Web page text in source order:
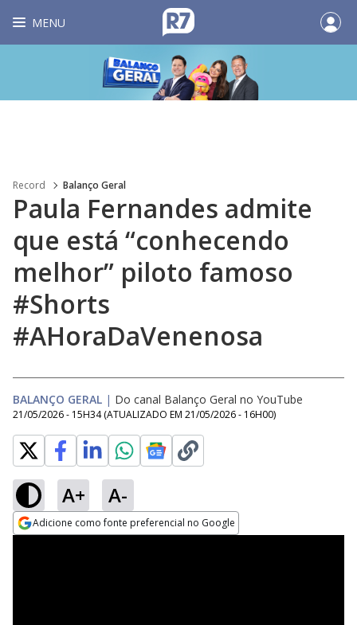
MENU
Record Balanço Geral
Paula Fernandes admite
que está “conhecendo
melhor” piloto famoso
#Shorts
#AHoraDaVenenosa
BALANÇO GERAL | Do canal Balanço Geral no YouTube
21/05/2026 - 15H34 (ATUALIZADO EM 21/05/2026 - 16H00)
A+ A-
Adicione como fonte preferencial no Google